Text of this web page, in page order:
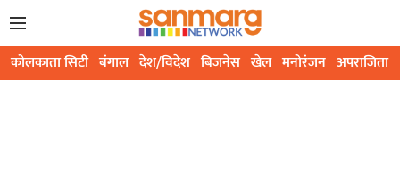
कोलकाता सिटी बंगाल देश/विदेश बिजनेस खेल मनोरंजन अपराजिता